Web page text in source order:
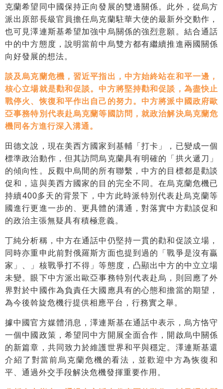
克蘭希望同中國保持正向發展的雙邊關係。此外，從烏方
派出原部長級官員擔任烏克蘭駐華大使的最新外交動作，
也可見澤連斯基希望加強中烏關係的強烈意願。結合通話
中的中方態度，說明當前中烏雙方都有繼續推進兩國關係
向好發展的想法。
談及烏克蘭危機，習近平指出，中方始終站在和平一邊，
核心立場就是勸和促談。中方將堅持勸和促談，為盡快止
戰停火、恢復和平作出自己的努力。中方將派中國政府歐
亞事務特別代表赴烏克蘭等國訪問，就政治解決烏克蘭危
機同各方進行深入溝通。
田德文說，現在美西方國家到基輔「打卡」，已變成一個
標準政治動作，但其訪問烏克蘭具有明確的「拱火遞刀」
的傾向性。反觀中烏間的所有聯繫，中方的目標都是勸談
促和，這與美西方國家的目的完全不同。在烏克蘭危機已
持續400多天的背景下，中方此時派特別代表赴烏克蘭等
國進行更進一步的、更具體的溝通，對落實中方勸談促和
的政治主張無疑具有積極意義。
丁純分析稱，中方在通話中仍堅持一貫的勸和促談立場，
同時亦重申此前對俄羅斯方面也提到過的「戰爭是沒有贏
家」、」核戰爭打不得」等態度，凸顯出中方的中立立場
未變。眼下中方派出歐亞事務特別代表赴烏，則回應了外
界對於中國作為負責任大國應具有的心態和擔當的期望，
為今後斡旋危機行提供相應平台，行務實之舉。
據中國官方媒體消息，澤連斯基在通話中表示，烏方恪守
一個中國政策，希望同中方開展全面合作，開啟烏中關係
的新篇章，共同致力於維護世界和平與穩定。澤連斯基還
介紹了對當前烏克蘭危機的看法，並歡迎中方為恢復和
平、通過外交手段解決危機發揮重要作用。